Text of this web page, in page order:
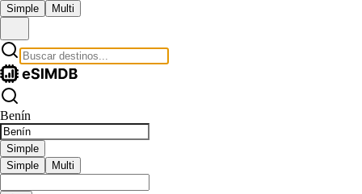
Simple Multi
Benín
Simple
Simple
Multi